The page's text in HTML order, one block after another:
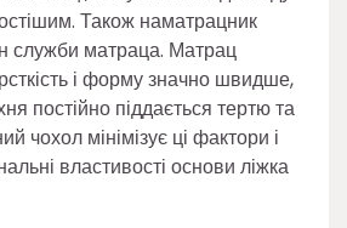
Також наматрацник
служби матраца. Матрац
і форму значно швидше,
постійно піддається тертю та
чохол мінімізує ці фактори і
властивості основи ліжка